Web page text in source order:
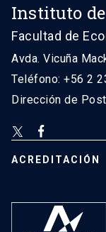
Instituto
Facultad de
Avda. Vicuña
Teléfono: +56 2
Dirección de
ACREDITACIÓN